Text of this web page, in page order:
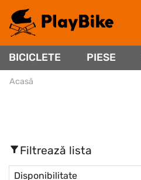
BICICLETE PIESE
Acasă
Filtrează lista
Disponibilitate